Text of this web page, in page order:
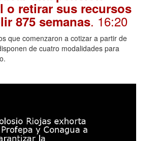
o retirar sus recursos
875 semanas. 16:20
que comenzaron a cotizar a partir de
de cuatro modalidades para